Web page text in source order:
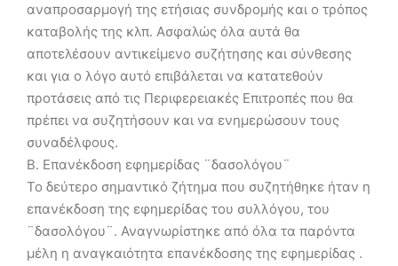
αναπροσαρμογή της ετήσιας συνδρομής και ο τρόπος
καταβολής της κλπ. Ασφαλώς όλα αυτά θα
αποτελέσουν αντικείμενο συζήτησης και σύνθεσης
και για ο λόγο αυτό επιβάλεται να κατατεθούν
προτάσεις από τις Περιφερειακές Επιτροπές που θα
πρέπει να συζητήσουν και να ενημερώσουν τους
συναδέλφους.
Β. Επανέκδοση εφημερίδας ¨δασολόγου¨
Το δεύτερο σημαντικό ζήτημα που συζητήθηκε ήταν η
επανέκδοση της εφημερίδας του συλλόγου, του
¨δασολόγου¨. Αναγνωρίστηκε από όλα τα παρόντα
μέλη η αναγκαιότητα επανέκδοσης της εφημερίδας .